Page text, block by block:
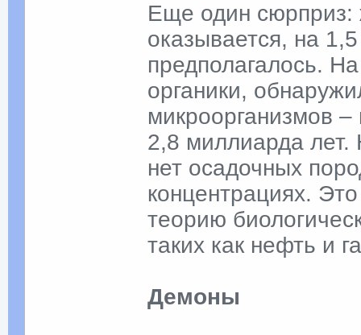
Еще один сюрприз:
оказывается, на
предполагалось.
органики,
микроорганизмов
2,8 миллиарда лет.
нет осадочных
концентрациях.
теорию
таких как нефть и
Демоны